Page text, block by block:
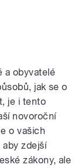
a obyvatelé
jak se o
je i tento
novoroční
o vašich
zdejší
zákony, ale